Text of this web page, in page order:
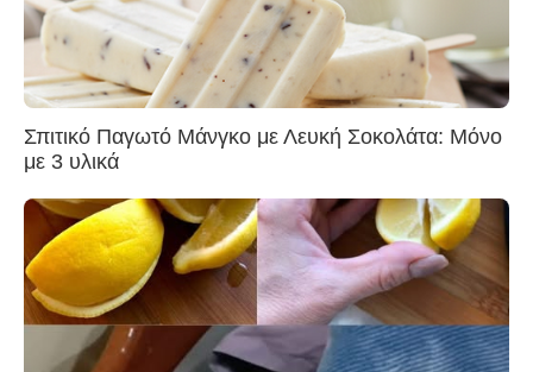
Σπιτικό Παγωτό Μάνγκο με Λευκή Σοκολάτα: Μόνο
με 3 υλικά